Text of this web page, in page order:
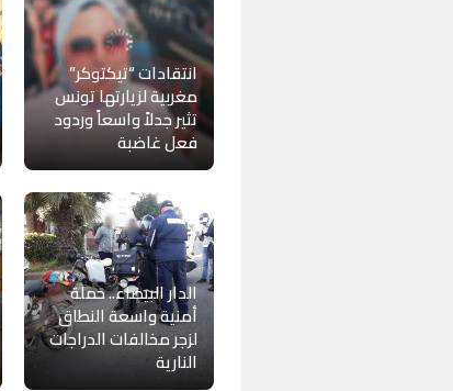
انتقادات “تيكتوكر”
مغربية لزيارتها تونس
تثير جدلاً واسعاً وردود
فعل غاضبة
الدار البيضاء.. حملة
أمنية واسعة النطاق
لزجر مخالفات الدراجات
النارية